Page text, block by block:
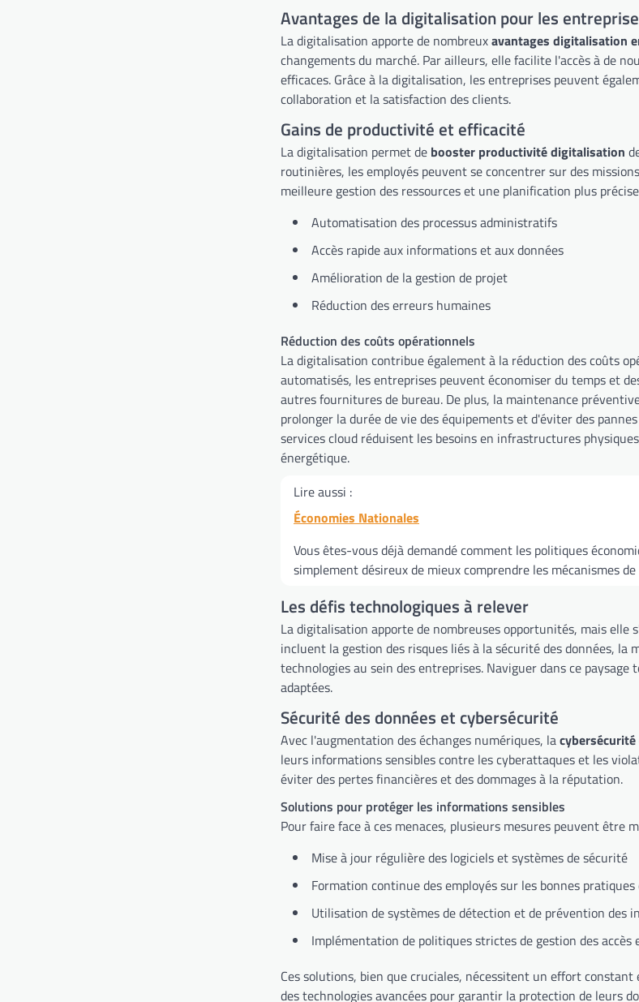
Avantages de la digitalisation pour les
La digitalisation apporte de nombreuxavantages digitalisation
changements du marché. Par ailleurs, elle facilite l'accès à de
efficaces. Grâce à la digitalisation, les entreprises peuvent
collaboration et la satisfaction des clients.
Gains de productivité et efficacité
La digitalisation permet de booster productivité digitalisation
routinières, les employés peuvent se concentrer sur des
meilleure gestion des ressources et une planification plus
Automatisation des processus administratifs
Accès rapide aux informations et aux données
Amélioration de la gestion de projet
Réduction des erreurs humaines
Réduction des coûts opérationnels
La digitalisation contribue également à la réduction des coûts
automatisés, les entreprises peuvent économiser du temps et
autres fournitures de bureau. De plus, la maintenance
prolonger la durée de vie des équipements et d'éviter des
services cloud réduisent les besoins en infrastructures
énergétique.
Lire aussi :
Économies Nationales
Vous êtes-vous déjà demandé comment les politiques
simplement désireux de mieux comprendre les mécanismes
Les défis technologiques à relever
La digitalisation apporte de nombreuses opportunités, mais elle
incluent la gestion des risques liés à la sécurité des données,
technologies au sein des entreprises. Naviguer dans ce
adaptées.
Sécurité des données et cybersécurité
Avec l'augmentation des échanges numériques, la
leurs informations sensibles contre les cyberattaques et les
éviter des pertes financières et des dommages à la réputation.
Solutions pour protéger les informations sensibles
Pour faire face à ces menaces, plusieurs mesures peuvent être
Mise à jour régulière des logiciels et systèmes de sécurité
Formation continue des employés sur les bonnes
Utilisation de systèmes de détection et de prévention des
Implémentation de politiques strictes de gestion des accès
Ces solutions, bien que cruciales, nécessitent un effort
des technologies avancées pour garantir la protection de leurs